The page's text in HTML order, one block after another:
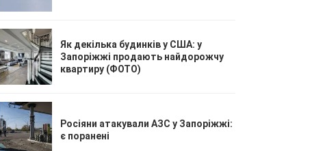
Як декілька будинків у США: у
Запоріжжі продають найдорожчу
квартиру (ФОТО)
Росіяни атакували АЗС у Запоріжжі:
є поранені